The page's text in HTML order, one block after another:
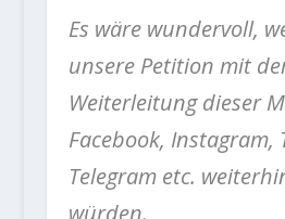
Es wäre wundervoll,
unsere Petition mit
Weiterleitung dieser
Facebook, Instagram,
Telegram etc.